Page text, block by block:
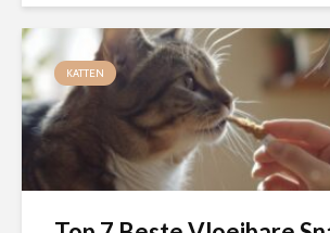
KATTEN